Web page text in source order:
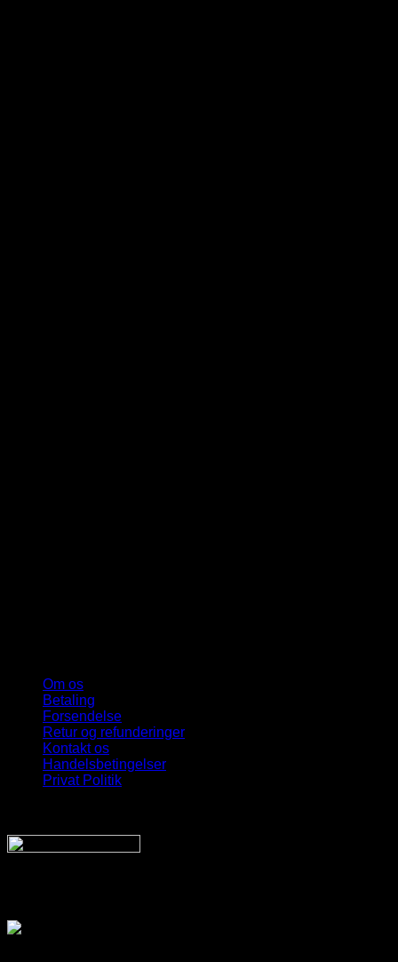
Om os
Betaling
Forsendelse
Retur og refunderinger
Kontakt os
Handelsbetingelser
Privat Politik